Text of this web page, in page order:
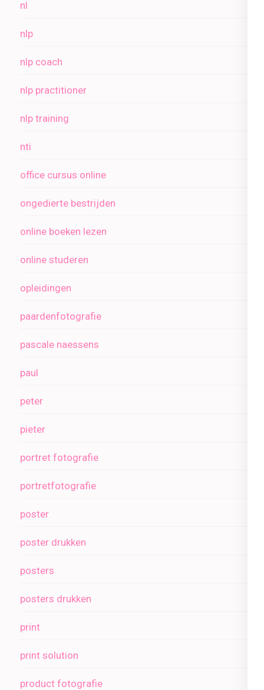
nl
nlp
nlp coach
nlp practitioner
nlp training
nti
office cursus online
ongedierte bestrijden
online boeken lezen
online studeren
opleidingen
paardenfotografie
pascale naessens
paul
peter
pieter
portret fotografie
portretfotografie
poster
poster drukken
posters
posters drukken
print
print solution
product fotografie